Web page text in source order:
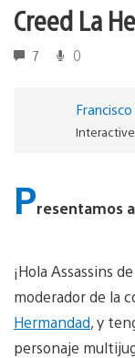
Creed La
7 0
Presentamos
¡Hola Assassins
moderador de la
Hermandad, y
personaje